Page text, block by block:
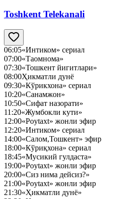
Toshkent Telekanali
06:05«Интиком» сериал
07:00«Таомнома»
07:30«Тошкент йигитлари»
08:00Ҳикматли дунё
09:30«Кўрикхона» сериал
10:20«Санамжон»
10:50«Сифат назорати»
11:20«Жумбокли кути»
12:00«Poytaxt» жонли эфир
12:20«Интиком» сериал
14:00«Салом,Тошкент» эфир
18:00«Кўриқхона» сериал
18:45«Мусикий гулдаста»
19:00«Poytaxt» жонли эфир
20:00«Сиз нима дейсиз?»
21:00«Poytaxt» жонли эфир
21:30«Ҳикматли дунё»